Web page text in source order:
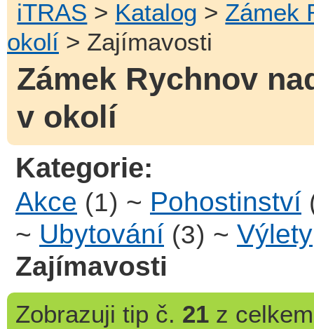
iTRAS > Katalog > Zámek
okolí > Zajímavosti
Zámek Rychnov
v okolí
Kategorie:
Akce (1) ~ Pohostinství
~ Ubytování (3) ~ Výlety
Zajímavosti
Zobrazuji tip č. 21z